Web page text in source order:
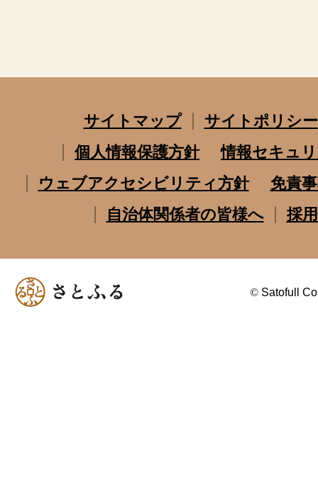
サイトマップ
サイトポリシー
個人情報保護方針
情報セキュ
ウェブアクセシビリティ方針
免責
自治体関係者の皆様へ
採
© Satofull